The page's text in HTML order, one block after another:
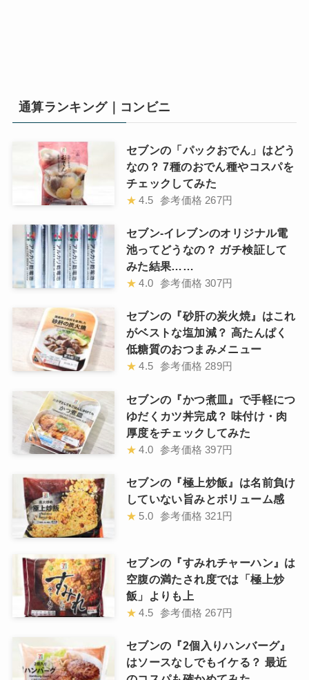
通算ランキング｜コンビニ
セブンの「パックおでん」はどう
なの？ 7種のおでん種やコスパを
チェックしてみた
★ 4.5 参考価格 267円
セブン-イレブンのオリジナル電
池ってどうなの？ ガチ検証して
みた結果……
★ 4.0 参考価格 307円
セブンの『砂肝の炭火焼』はこれ
がベストな塩加減？ 高たんぱく
低糖質のおつまみメニュー
★ 4.5 参考価格 289円
セブンの『かつ煮皿』で手軽につ
ゆだくカツ丼完成？ 味付け・肉
厚度をチェックしてみた
★ 4.0 参考価格 397円
セブンの『極上炒飯』は名前負け
していない旨みとボリューム感
★ 5.0 参考価格 321円
セブンの『すみれチャーハン』は
空腹の満たされ度では「極上炒
飯」よりも上
★ 4.5 参考価格 267円
セブンの『2個入りハンバーグ』
はソースなしでもイケる？ 最近